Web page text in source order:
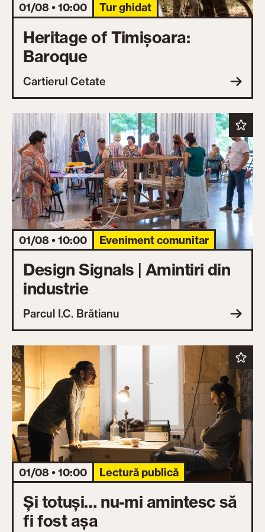
01/08 • 10:00 Tur ghidat
Heritage of Timișoara:
Baroque
Cartierul Cetate
01/08 • 10:00 Eveniment comunitar
Design Signals | Amintiri din
industrie
Parcul I.C. Brătianu
01/08 • 10:00 Lectură publică
Și totuși… nu-mi amintesc să
fi fost așa